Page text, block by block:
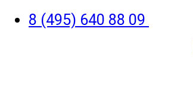
8 (495) 640 88 09